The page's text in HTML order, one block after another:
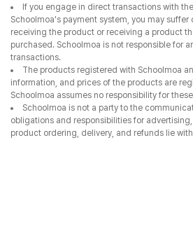
If you engage in direct transactions with
Schoolmoa's payment system, you may
receiving the product or receiving a product
purchased. Schoolmoa is not responsible for
transactions.
The products registered with Schoolmoa
information, and prices of the products are
Schoolmoa assumes no responsibility for
Schoolmoa is not a party to the
obligations and responsibilities for
product ordering, delivery, and refunds lie